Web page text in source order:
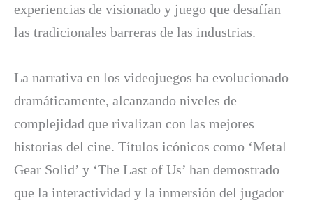
experiencias de visionado y juego que desafían
las tradicionales barreras de las industrias.
La narrativa en los videojuegos ha evolucionado
dramáticamente, alcanzando niveles de
complejidad que rivalizan con las mejores
historias del cine. Títulos icónicos como ‘Metal
Gear Solid’ y ‘The Last of Us’ han demostrado
que la interactividad y la inmersión del jugador